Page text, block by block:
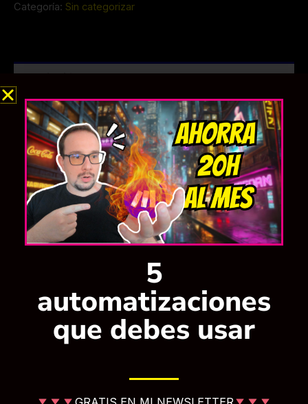
Categoría: Sin categorizar
Descripción
Valoraciones (0)
¡Enciende la diversión con este adorable peluche de
Charmander! Perfecto para fans de Pokémon de
todas las edades, este peluche captura la esencia del
icónico Pokémon de tipo fuego con su cálida sonrisa
y la característica llama en su cola. Suave,
abrazable y lleno de detalles, Charmander está listo
para ser tu compañero en cualquier aventura.
Más artículos de inteligencia artificial que te
gustarán:
5
automatizaciones
que debes usar